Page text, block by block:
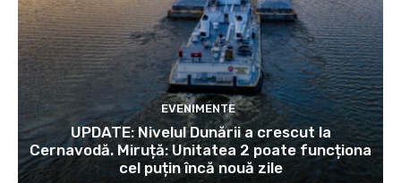
EVENIMENTE
UPDATE: Nivelul Dunării a crescut la
Cernavodă. Miruță: Unitatea 2 poate funcționa
cel puțin încă nouă zile